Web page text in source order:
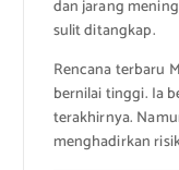
dan jarang
sulit ditangkap.
Rencana terbaru
bernilai tinggi. Ia
terakhirnya.
menghadirkan